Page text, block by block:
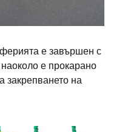
е завършен с
е прокарано
закрепването на